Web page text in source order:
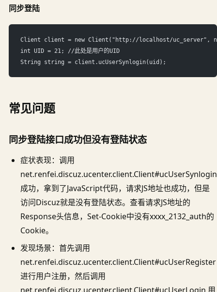
同步登陆
Client client = new Client("http://localhost/
int UID = 21; //此处是用户的UID
String string = client.ucUserSynlogin(uid);
常见问题
同步登陆接口成功但没有登陆状态
症状表现：调用
net.renfei.discuz.ucenter.client.Client#ucUserSynlogin
成功，拿到了JavaScript代码，请求JS地址也成功，但是
访问Discuz就是没有登陆状态。查看请求JS地址的
Response头信息，Set-Cookie中没有xxxx_2132_auth的
Cookie。
发现场景：首先调用
net.renfei.discuz.ucenter.client.Client#ucUserRegister
进行用户注册，然后调用
net.renfei.discuz.ucenter.client.Client#ucUserLogin 用